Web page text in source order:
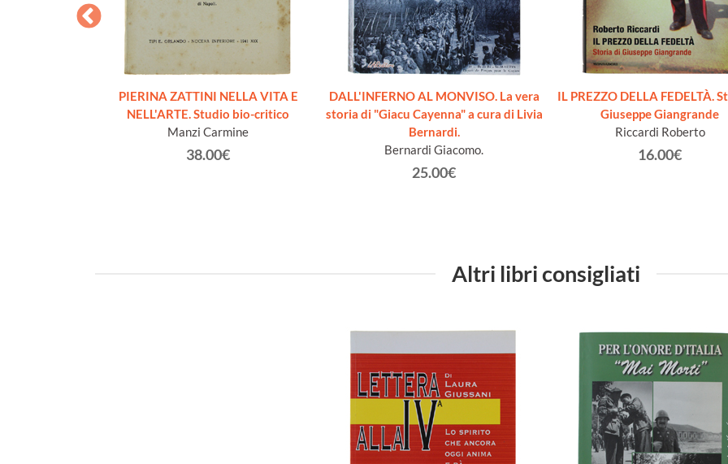
PIERINA ZATTINI NELLA VITA E
NELL'ARTE. Studio bio-critico
Manzi Carmine
38.00€
DALL'INFERNO AL MONVISO. La vera
storia di "Giacu Cayenna" a cura di Livia
Bernardi.
Bernardi Giacomo.
25.00€
IL PREZZO DELLA FEDELTÀ.
Giuseppe Giangrande
Riccardi Roberto
16.00€
Altri libri consigliati